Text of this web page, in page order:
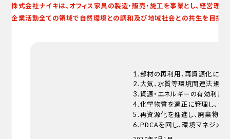
株式会社ナイキは、オフィス家具の製造・販売・施工を事業とし、経営理念
企業活動全ての領域で自然環境との調和及び地域社会との共生を目指す
1.部材の再利用、再資源化に配
2. 大気、水質等環境関連法規
3.資源・エネルギーの有効利用
4.化学物質を適正に管理し、汚
5.再資源化を推進し、廃棄物の
6.PDCAを回し、環境マネジメ